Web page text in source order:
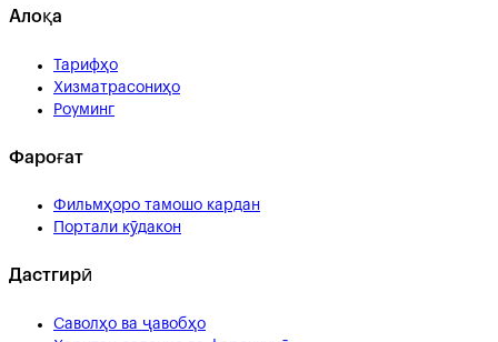
Алоқа
Тарифҳо
Хизматрасониҳо
Роуминг
Фароғат
Фильмҳоро тамошо кардан
Портали кӯдакон
Дастгирӣ
Саволҳо ва ҷавобҳо